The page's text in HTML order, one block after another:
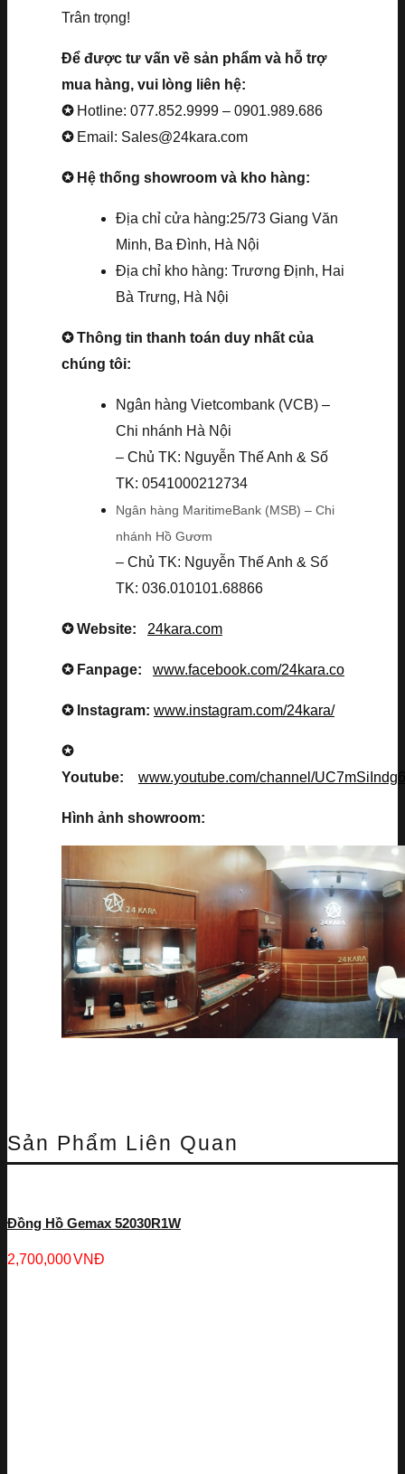
Trân trọng!
Để được tư vấn về sản phẩm và hỗ trợ
mua hàng, vui lòng liên hệ:
✪ Hotline: 077.852.9999 – 0901.989.686
✪ Email: Sales@24kara.com
✪ Hệ thống showroom và kho hàng:
Địa chỉ cửa hàng:25/73 Giang Văn
Minh, Ba Đình, Hà Nội
Địa chỉ kho hàng: Trương Định, Hai
Bà Trưng, Hà Nội
✪ Thông tin thanh toán duy nhất của
chúng tôi:
Ngân hàng Vietcombank (VCB) –
Chi nhánh Hà Nội
– Chủ TK: Nguyễn Thế Anh & Số
TK: 0541000212734
Ngân hàng MaritimeBank (MSB) – Chi
nhánh Hồ Gươm
– Chủ TK: Nguyễn Thế Anh & Số
TK: 036.010101.68866
✪ Website: 24kara.com
✪ Fanpage: www.facebook.com/24kara.co
✪ Instagram: www.instagram.com/24kara/
✪
Youtube: www.youtube.com/channel/
Hình ảnh showroom:
Sản Phẩm Liên Quan
Đồng Hồ Gemax 52030R1W
2,700,000VNĐ